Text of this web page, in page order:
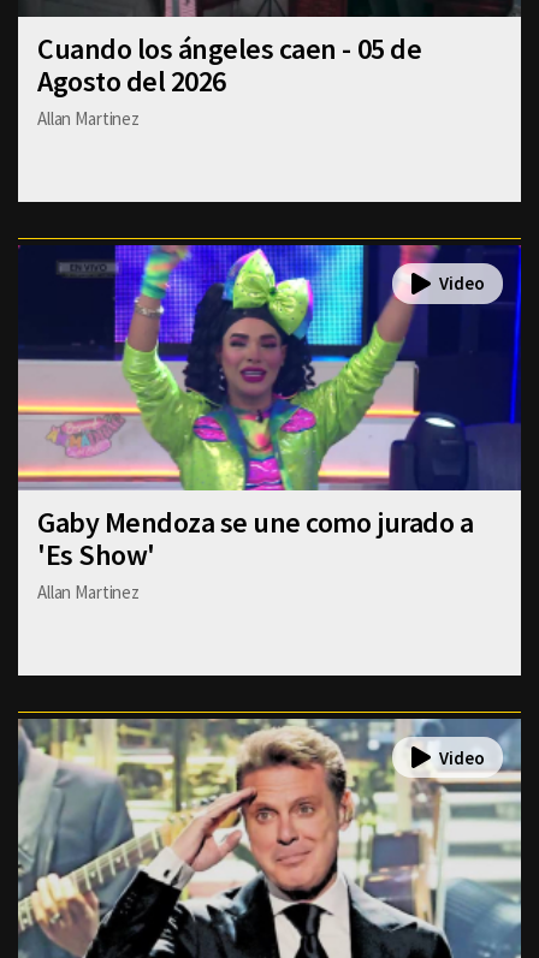
Cuando los ángeles caen - 05 de
Agosto del 2026
Allan Martinez
Gaby Mendoza se une como jurado a
'Es Show'
Allan Martinez